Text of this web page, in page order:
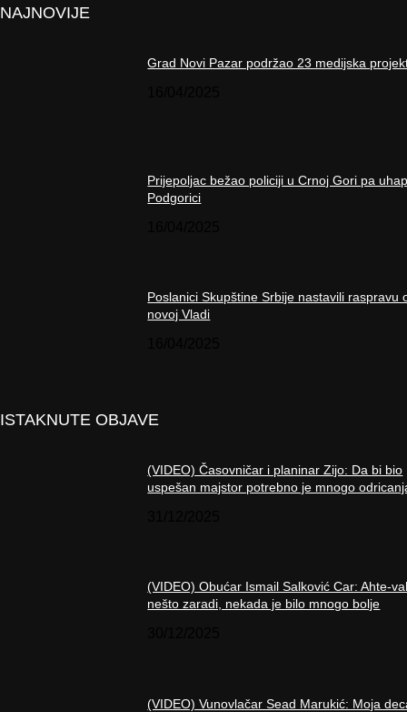
NAJNOVIJE
Grad Novi Pazar podržao 23 medijska
Prijepoljac bežao policiji u Crnoj Gori pa
Podgorici
Poslanici Skupštine Srbije nastavili raspravu
novoj Vladi
ISTAKNUTE OBJAVE
(VIDEO) Časovničar i planinar Zijo: Da bi bio
uspešan majstor potrebno je mnogo
(VIDEO) Obućar Ismail Salković Car: Ahte-
nešto zaradi, nekada je bilo mnogo bolje
(VIDEO) Vunovlačar Sead Marukić: Moja